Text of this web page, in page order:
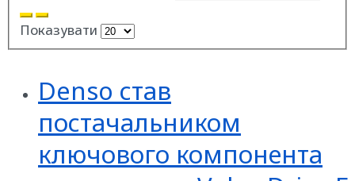
Показувати
Denso став
постачальником
ключового компонента